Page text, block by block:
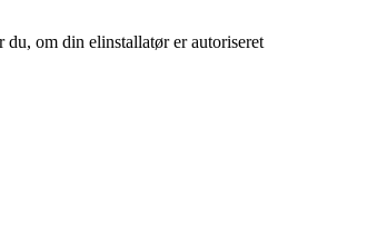
du, om din elinstallatør er autoriseret